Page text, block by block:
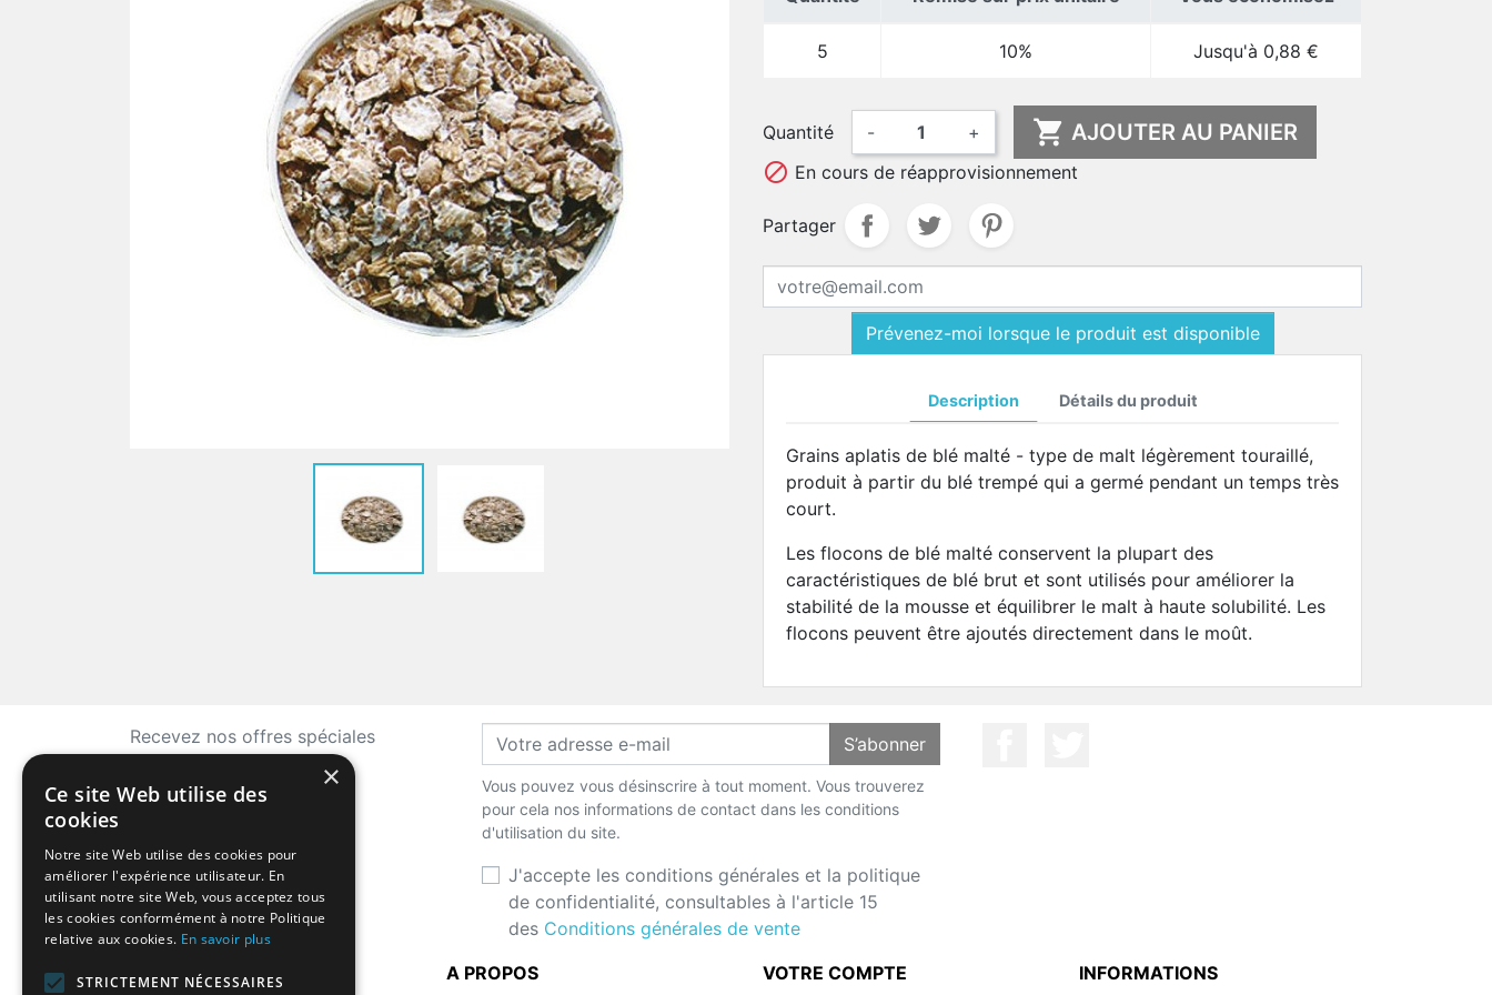
5 10% Jusqu'à 0,88 €
Quantité - +  AJOUTER AU PANIER
 En cours de réapprovisionnement
Partager
Prévenez-moi lorsque le produit est disponible
Description Détails du produit
Grains aplatis de blé malté - type de malt légèrement touraillé,
produit à partir du blé trempé qui a germé pendant un temps très
court.
Les flocons de blé malté conservent la plupart des
caractéristiques de blé brut et sont utilisés pour améliorer la
stabilité de la mousse et équilibrer le malt à haute solubilité. Les
flocons peuvent être ajoutés directement dans le moût.
Recevez nos offres spéciales S’abonner
Vous pouvez vous désinscrire à tout moment. Vous trouverez
pour cela nos informations de contact dans les conditions
d'utilisation du site.
J'accepte les conditions générales et la politique
de confidentialité, consultables à l'article 15
des Conditions générales de vente
LA BOUTIQUE
A PROPOS VOTRE COMPTE INFORMATIONS
×
Ce site Web utilise des
cookies
Notre site Web utilise des cookies pour
améliorer l'expérience utilisateur. En
utilisant notre site Web, vous acceptez tous
les cookies conformément à notre Politique
relative aux cookies. En savoir plus
STRICTEMENT NÉCESSAIRES